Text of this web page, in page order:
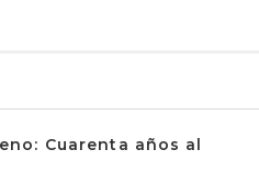
Cuarenta años al